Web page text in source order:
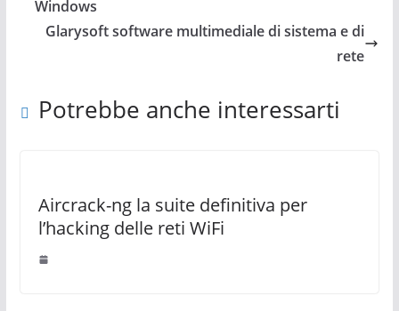
Windows
Glarysoft software multimediale di sistema e di
rete
Potrebbe anche interessarti
Aircrack-ng la suite definitiva per
l’hacking delle reti WiFi